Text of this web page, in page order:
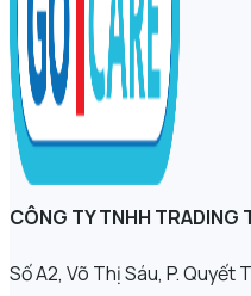
CÔNG TY TNHH TRADING
Số A2, Võ Thị Sáu, P. Quyết